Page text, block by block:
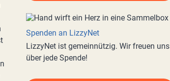
Spenden an LizzyNet
LizzyNet ist gemeinnützig. Wir freuen uns
über jede Spende!